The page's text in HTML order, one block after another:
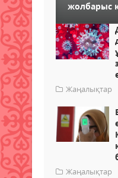
жолбарыс
Жаңалықтар
Жаңалықтар